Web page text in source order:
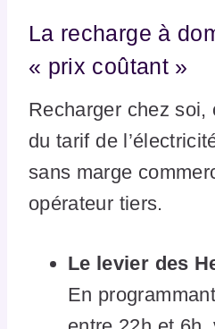
La recharge à
« prix coûtant »
Recharger chez soi,
du tarif de
sans marge
opérateur tiers.
Le levier des
En